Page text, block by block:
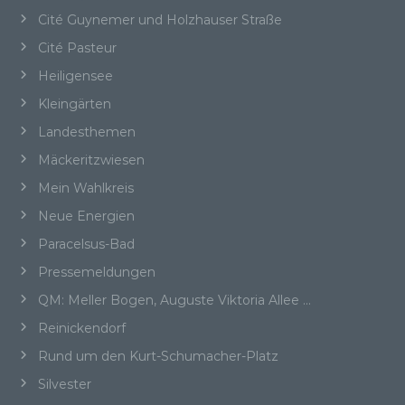
Cité Guynemer und Holzhauser Straße
Cité Pasteur
Heiligensee
Kleingärten
Landesthemen
Mäckeritzwiesen
Mein Wahlkreis
Neue Energien
Paracelsus-Bad
Pressemeldungen
QM: Meller Bogen, Auguste Viktoria Allee …
Reinickendorf
Rund um den Kurt-Schumacher-Platz
Silvester
identifizierbar wird eine natürliche Person
angesehen, die direkt oder indirekt,
Kennung wie einem Namen, zu einer
Kennnummer, zu Standortdaten, zu einer
Online-Kennung oder zu einem oder mehreren
besonderen Merkmalen, die Ausdruck der
physischen, physiologischen, genetischen,
psychischen, wirtschaftlichen, kulturellen oder
sozialen Identität dieser natürlichen Person
Betroffene Person ist jede identifizierte oder
personenbezogene Daten von dem für die
Verarbeitung Verantwortlichen verarbeitet